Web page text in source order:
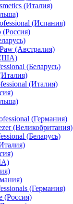
(Италия)
(Испания)
(Россия)
(Австралия)
(Беларусь)
(Италия)
(Германия)
(Великобритания)
(Беларусь)
(Германия)
(Россия)